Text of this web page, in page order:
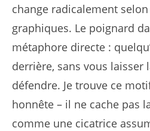
change radicalement
graphiques. Le poignard
métaphore directe :
derrière, sans vous laisser
défendre. Je trouve ce
honnête – il ne cache pas
comme une cicatrice